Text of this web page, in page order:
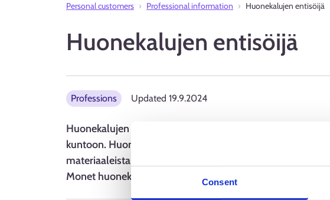
Consent
Personal customers Professional information Huonekalujen entisöijä
Huonekalujen entisöijä
Professions Updated 19.9.2024
Huonekalujen entisöijä on käsityöläinen, joka pyrkii
kuntoon. Huonekalujen entisöijän työ vaatii syvällistä
materiaaleista ja tyylilajeista sekä taitoa käyttää
Monet huonekalujen entisöijät toimivat yrittäjinä. Ammatti